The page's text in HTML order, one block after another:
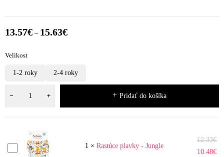
13.57€ – 15.63€
Velikost
1-2 roky 2-4 roky
Pridať do košíka
Rastúce
plavky
1 × Rastúce plavky - Jungle
12.33€
10.48€